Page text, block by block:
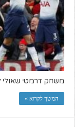
משחק דרמטי שאולי
המשך לקרוא »